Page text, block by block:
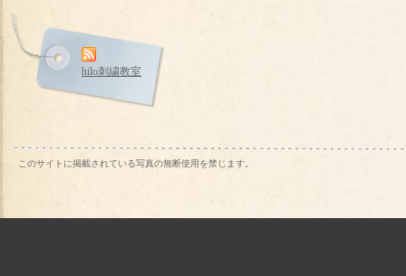
hilo刺繍教室
このサイトに掲載されている写真の無断使用を禁じます。